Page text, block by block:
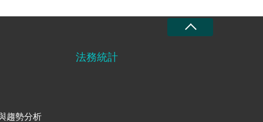
趨勢分析
法務統計